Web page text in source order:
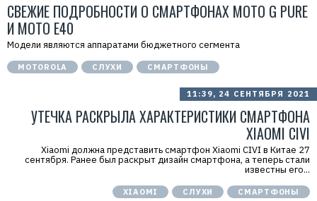
СВЕЖИЕ ПОДРОБНОСТИ О СМАРТФОНАХ MOTO G PURE
И MOTO E40
Модели являются аппаратами бюджетного сегмента
MOTOROLA СЛУХИ СМАРТФОНЫ
11:39, 24 СЕНТЯБРЯ 2021
УТЕЧКА РАСКРЫЛА ХАРАКТЕРИСТИКИ СМАРТФОНА
XIAOMI CIVI
Xiaomi должна представить смартфон Xiaomi CIVI в Китае 27
сентября. Ранее был раскрыт дизайн смартфона, а теперь стали
известны его...
XIAOMI СЛУХИ СМАРТФОНЫ